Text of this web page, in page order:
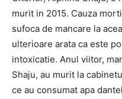
murit in 2015. Cauza
sufoca de mancare la
ulterioare arata ca este
intoxicatie. Anul viitor,
Shaju, au murit la
ce au consumat apa